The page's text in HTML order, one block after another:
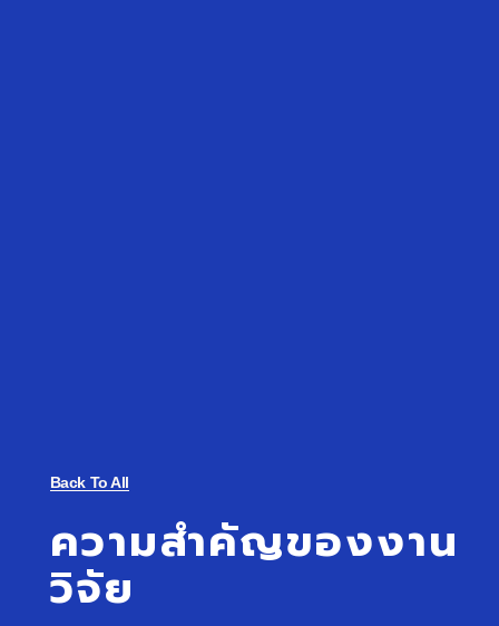
Back To All
ความสำคัญของงาน
วิจัย